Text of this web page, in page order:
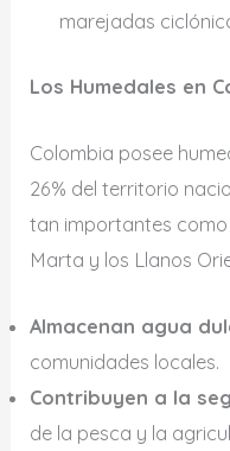
marejadas
Los Humedales en
Colombia posee
26% del territorio
tan importantes
Marta y los Llanos
Almacenan agua
comunidades locales.
Contribuyen a la
de la pesca y la